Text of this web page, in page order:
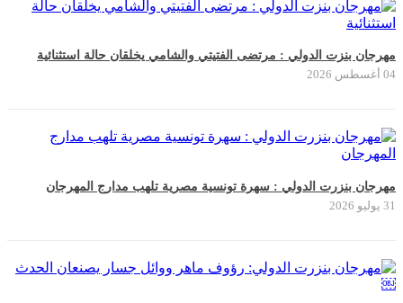
مهرجان بنزت الدولي : مرتضى الفتيتي والشامي يخلقان حالة استثنائية
04 أغسطس 2026
مهرجان بنزرت الدولي : سهرة تونسية مصرية تلهب مدارج المهرجان
31 يوليو 2026